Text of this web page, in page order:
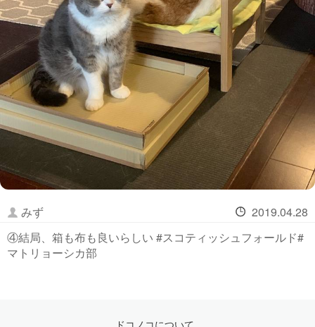
みず
2019.04.28
④結局、箱も布も良いらしい #スコティッシュフォールド#
マトリョーシカ部